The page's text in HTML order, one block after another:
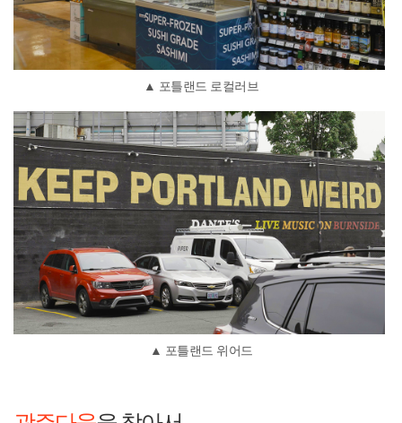
▲ 포틀랜드 로컬러브
▲ 포틀랜드 위어드